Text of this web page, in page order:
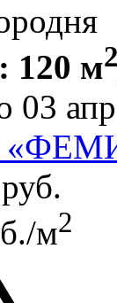
120 м2
03
руб.
м2